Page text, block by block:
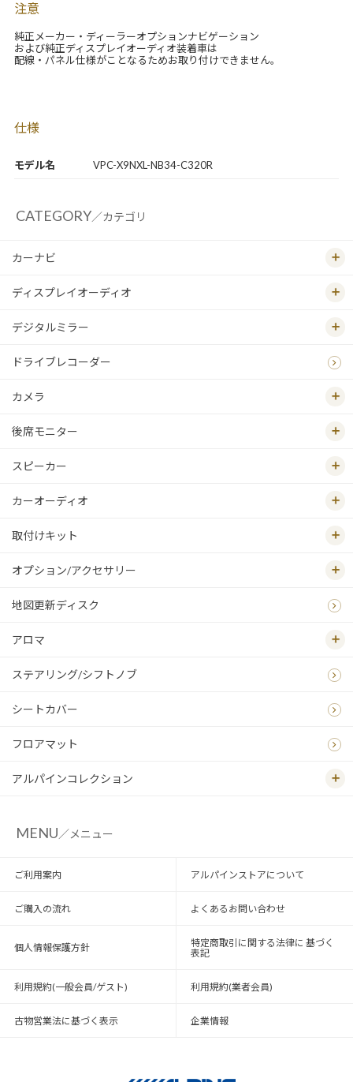
モデル名 VPC-X9NXL-NB34-C320R
注意
純正メーカー・ディーラーオプションナビゲーション
および純正ディスプレイオーディオ装着車は
配線・パネル仕様がことなるためお取り付けできません。
仕様
CATEGORY／カテゴリ
カーナビ
ディスプレイオーディオ
デジタルミラー
ドライブレコーダー
カメラ
後席モニター
スピーカー
カーオーディオ
取付けキット
オプション/アクセサリー
地図更新ディスク
アロマ
ステアリング/シフトノブ
シートカバー
フロアマット
アルパインコレクション
MENU／メニュー
ご利用案内 アルパインストアについて
ご購入の流れ よくあるお問い合わせ
個人情報保護方針
特定商取引に関する法律に 基づく
表記
利用規約(一般会員/ゲスト) 利用規約(業者会員)
古物営業法に基づく表示 企業情報